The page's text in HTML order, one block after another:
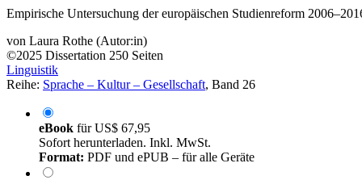
Empirische Untersuchung der europäischen Studienreform
von Laura Rothe (Autor:in)
©2025 Dissertation 250 Seiten
Linguistik
Reihe: Sprache – Kultur – Gesellschaft, Band 26
eBook fürUS$ 67,95
Sofort herunterladen. Inkl. MwSt.
Format: PDF und ePUB – für alle Geräte